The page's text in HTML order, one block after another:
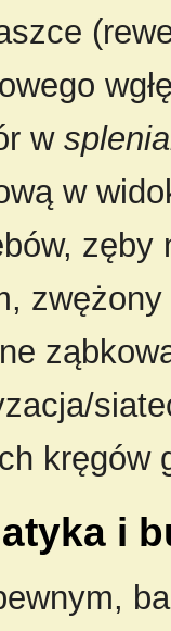
w
w
zęby
kręgów
i